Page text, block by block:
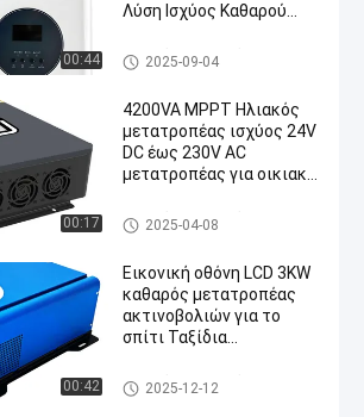
00:44
Λύση Ισχύος Καθαρού
Ηλιακός υβριδικός μετατροπ
έας
2025-09-04
00:17
4200VA MPPT Ηλιακός
μετατροπέας ισχύος 24V
DC έως 230V AC
μετατροπέας για οικιακό
Ηλιακός υβριδικός μετατροπ
έας
2025-04-08
00:42
Εικονική οθόνη LCD 3KW
καθαρός μετατροπέας
ακτινοβολιών για το
σπίτι Ταξίδια
θερμοκρασίας -10C- 45C
Ηλιακός υβριδικός μετατροπ
έας
2025-12-12